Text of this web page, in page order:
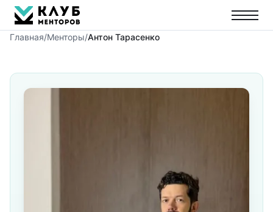
Главная/Менторы/Антон Тарасенко